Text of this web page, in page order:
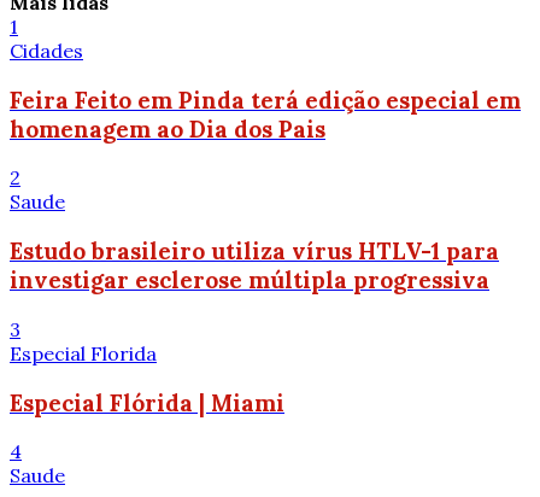
1
Cidades
Feira Feito em Pinda terá edição especial em
homenagem ao Dia dos Pais
2
Saude
Estudo brasileiro utiliza vírus HTLV-1 para
investigar esclerose múltipla progressiva
3
Especial Florida
Especial Flórida | Miami
4
Saude